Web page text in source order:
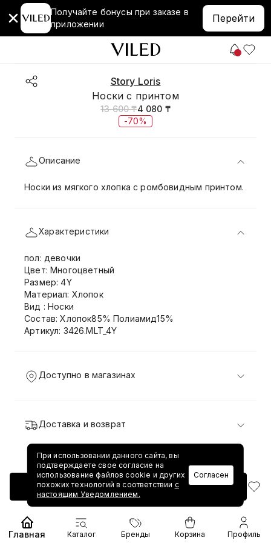
Получайте бонусы при заказе в
приложении
Перейти
Story Loris
Носки с принтом
13 600 ₸4 080 ₸
-70%
Добавить в корзину
Описание
Носки из мягкого хлопка с ромбовидным принтом.
Характеристики
пол: девочки
Цвет: Многоцветный
Размер: 4Y
Материал: Хлопок
Вид : Носки
Состав: Хлопок85% Полиамид15%
Артикул: 3426.MLT_4Y
Доступно в магазинах
Доставка и возврат
При использовании данного сайта, вы
подтверждаете свое согласие на
использование файлов cookie и других
похожих технологий в соответствии с
настоящим Уведомлением.
Согласен
Главная Каталог Бренды Корзина Профиль